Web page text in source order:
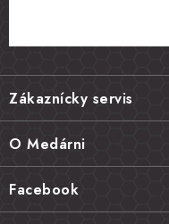
Z
á
p
ä
e
Zákaznícky servis
Vrátenie tovaru, výmena a
Najčastejšie otázky FAQ
O Medárni
Náš príbeh
Facebook